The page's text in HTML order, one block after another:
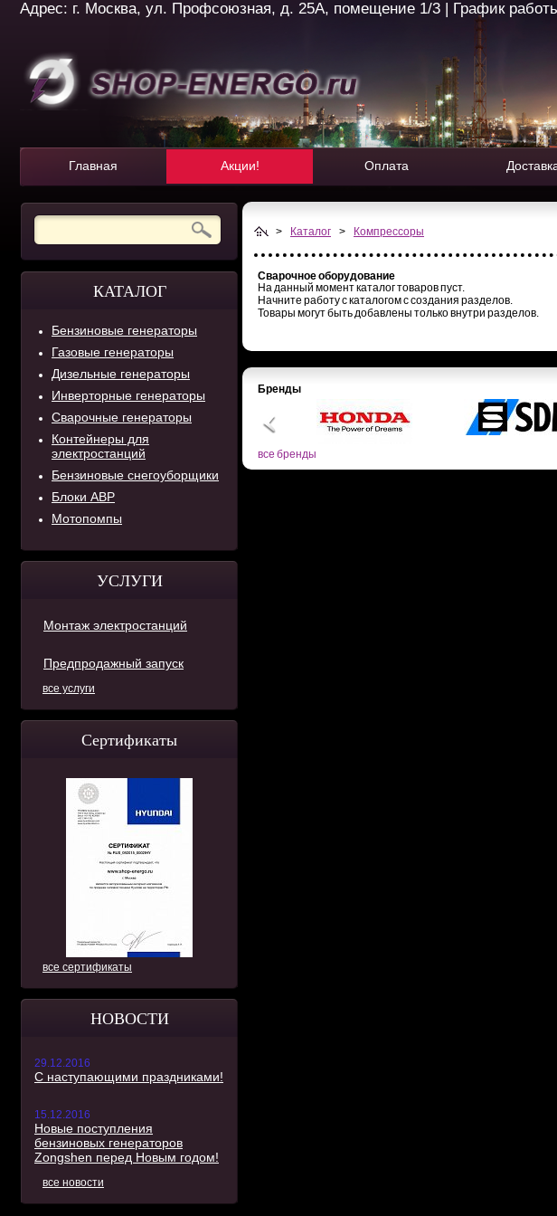
Адрес: г. Москва, ул. Профсоюзная, д. 25А, помещение 1/3 | График
Главная Акции! Оплата
КАТАЛОГ
Бензиновые генераторы
Газовые генераторы
Дизельные генераторы
Инверторные генераторы
Сварочные генераторы
Контейнеры для
электростанций
Бензиновые снегоуборщики
Блоки АВР
Мотопомпы
УСЛУГИ
Монтаж электростанций
Предпродажный запуск
все услуги
Сертификаты
все сертификаты
НОВОСТИ
29.12.2016
С наступающими праздниками!
15.12.2016
Новые поступления
бензиновых генераторов
Zongshen перед Новым годом!
все новости
> Каталог > Компрессоры
Сварочное оборудование
На данный момент каталог товаров пуст.
Начните работу с каталогом с создания разделов.
Товары могут быть добавлены только внутри разделов.
Бренды
все бренды